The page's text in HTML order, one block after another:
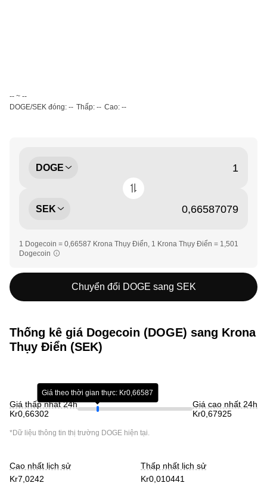
-- ~ --
DOGE/SEK đóng: -- Thấp: -- Cao: --
DOGE
SEK
1 Dogecoin = 0,66587 Krona Thụy Điển, 1 Krona Thụy Điển = 1,501
Dogecoin
Chuyển đổi DOGE sang SEK
Thống kê giá Dogecoin (DOGE) sang Krona
Thụy Điển (SEK)
Giá thấp nhất 24h
Kr0,66302
Giá theo thời gian thực: Kr0,66587
Giá cao nhất 24h
Kr0,67925
*Dữ liệu thông tin thị trường DOGE hiện tại.
Cao nhất lịch sử
Kr7,0242
Thấp nhất lịch sử
Kr0,010441